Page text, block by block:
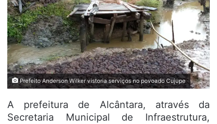
Prefeito Anderson Wilker vistoria serviços no povoado Cujupe
A prefeitura de Alcântara, através da
Secretaria Municipal de Infraestrutura,